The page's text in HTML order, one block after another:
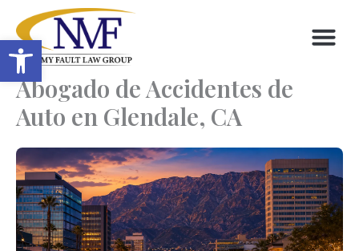
Open toolbar
content
Abogado de Accidentes de
Auto en Glendale, CA